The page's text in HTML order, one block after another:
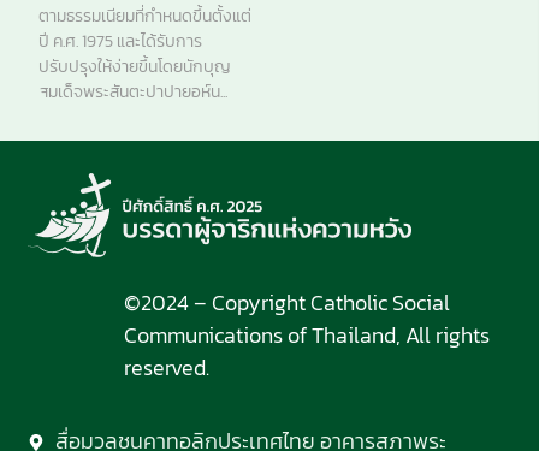
ตามธรรมเนียมที่กำหนดขึ้นตั้งแต่
ปี ค.ศ. 1975 และได้รับการ
ปรับปรุงให้ง่ายขึ้นโดยนักบุญ
สมเด็จพระสันตะปาปายอห์น...
©2024 – Copyright Catholic Social
Communications of Thailand, All rights
reserved.
สื่อมวลชนคาทอลิกประเทศไทย อาคารสภาพระ